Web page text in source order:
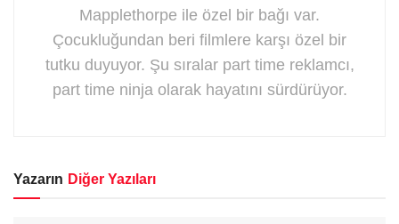
Mapplethorpe ile özel bir bağı var.
Çocukluğundan beri filmlere karşı özel bir
tutku duyuyor. Şu sıralar part time reklamcı,
part time ninja olarak hayatını sürdürüyor.
Yazarın Diğer Yazıları